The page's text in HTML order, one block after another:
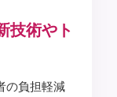
技術やト
の負担軽減